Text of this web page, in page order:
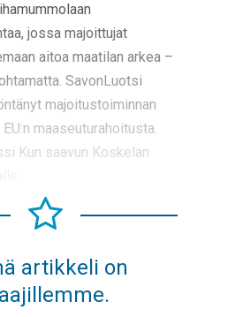
jossa majoittujat
aitoa maatilan arkea –
SavonLuotsi
majoitustoiminnan
maaseuturahoitusta.
Kun saavun Koskelan
artikkeli on